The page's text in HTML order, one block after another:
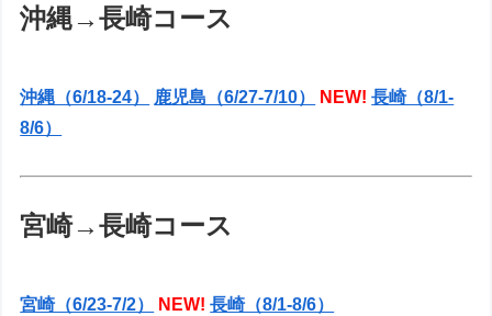
沖縄→長崎コース
沖縄（6/18-24） 鹿児島（6/27-7/10） NEW! 長崎（8/1-
8/6）
宮崎→長崎コース
宮崎（6/23-7/2） NEW! 長崎（8/1-8/6）